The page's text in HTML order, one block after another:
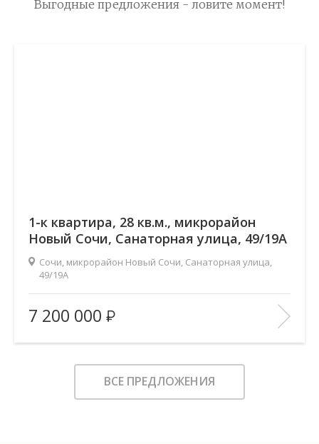
Выгодные предложения - ловите момент!
1-к квартира, 28 кв.м., микрорайон
Новый Сочи, Санаторная улица, 49/19А
Сочи, микрорайон Новый Сочи, Санаторная улица,
49/19А
Вид из окон:
на море
Ремонт:
Требуется ремонт
В ИЗБРАННОЕ
7 200 000
ВСЕ ПРЕДЛОЖЕНИЯ